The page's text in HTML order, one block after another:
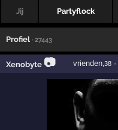
Jij Partyflock
Profiel · 27443
Xenobyte 📷 vrienden,38·